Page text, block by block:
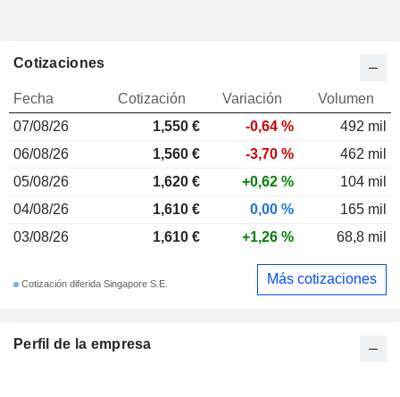
Perfil de la empresa
Cotizaciones
Fecha Cotización Variación
Volumen
07/08/26
1,550 € -0,64 %
492 mil
06/08/26
1,560 € -3,70 %
462 mil
05/08/26
1,620 € +0,62 %
104 mil
04/08/26
1,610 € 0,00 %
165 mil
03/08/26
1,610 € +1,26 % 68,8 mil
Cotización diferida Singapore S.E. Más cotizaciones